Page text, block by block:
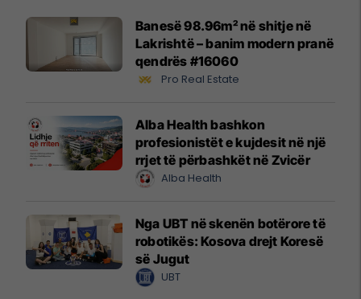
Banesë 98.96m² në shitje në
Lakrishtë – banim modern pranë
qendrës #16060
Pro Real Estate
Alba Health bashkon
profesionistët e kujdesit në një
rrjet të përbashkët në Zvicër
Alba Health
Nga UBT në skenën botërore të
robotikës: Kosova drejt Koresë
së Jugut
UBT